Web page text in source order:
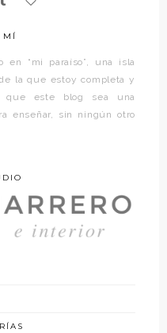
MÍ
en “mi paraíso”, una isla
la que estoy completa y
que este blog sea una
enseñar, sin ningún otro